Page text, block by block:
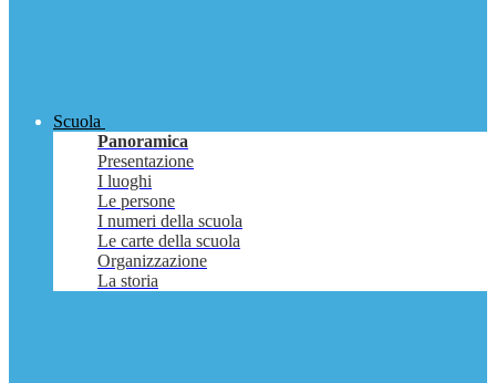
Scuola
Panoramica
Presentazione
I luoghi
Le persone
I numeri della scuola
Le carte della scuola
Organizzazione
La storia